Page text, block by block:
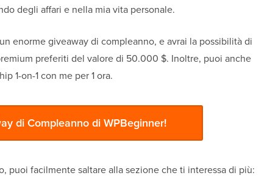
degli affari e nella mia vita personale.
enorme giveaway di compleanno, e avrai la possibilità di
preferiti del valore di 50.000 $. Inoltre, puoi anche
1-on-1 con me per 1 ora.
di Compleanno di WPBeginner!
puoi facilmente saltare alla sezione che ti interessa di più: